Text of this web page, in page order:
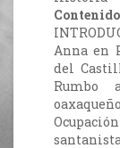
Contenido
Anna en
del
Rumbo